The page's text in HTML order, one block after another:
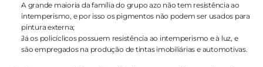
A grande maioria da família do grupo azo não tem resistência ao
intemperismo, e por isso os pigmentos não podem ser usados para
pintura externa;
Já os policíclicos possuem resistência ao intemperismo e à luz, e
são empregados na produção de tintas imobiliárias e automotivas.